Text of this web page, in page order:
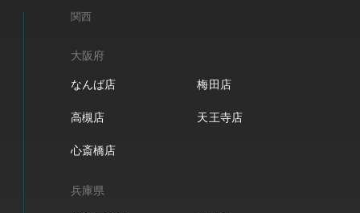
関西
大阪府
なんば店 梅田店
高槻店 天王寺店
心斎橋店
兵庫県